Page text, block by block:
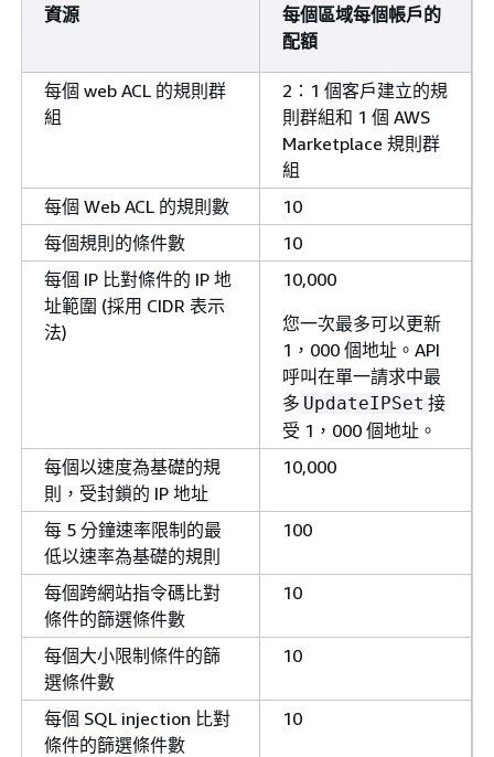
資源
每個區域每個帳戶的
配額
每個 web ACL 的規則群
組​
2：1 個客戶建立的規
則群組和 1 個 AWS
Marketplace 規則群
組
每個 Web ACL 的規則數
10
每個規則的條件數
10
每個 IP 比對條件的 IP 地
址範圍 (採用 CIDR 表示
法)
10,000
您一次最多可以更新
1，000 個地址。API
呼叫在單一請求中最
多 UpdateIPSet 接
受 1，000 個地址。
每個以速度為基礎的規
則，受封鎖的 IP 地址
10,000
每 5 分鐘速率限制的最
低以速率為基礎的規則
100
每個跨網站指令碼比對
條件的篩選條件數
10
每個大小限制條件的篩
選條件數
10
每個 SQL injection 比對
條件的篩選條件數
10